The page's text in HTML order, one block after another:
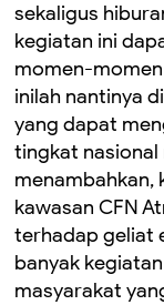
sekaligus
kegiatan ini
momen-
inilah nantinya
yang dapat
tingkat nasional
menambahkan,
kawasan CFN
terhadap geliat
banyak
masyarakat